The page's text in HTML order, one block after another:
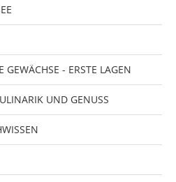
GEWÄCHSE - ERSTE LAGEN
UND GENUSS